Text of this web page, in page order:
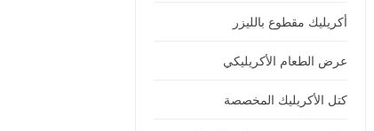
أكريليك مقطوع بالليزر
عرض الطعام الأكريليكي
كتل الأكريليك المخصصة